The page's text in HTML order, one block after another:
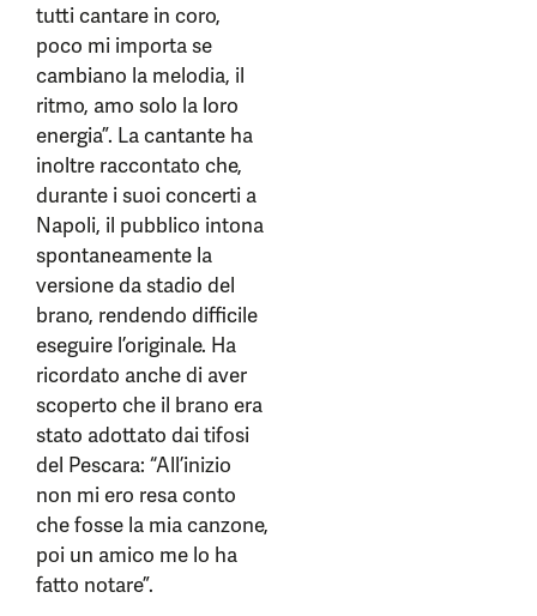
tutti cantare in coro,
poco mi importa se
cambiano la melodia, il
ritmo, amo solo la loro
energia”. La cantante ha
inoltre raccontato che,
durante i suoi concerti a
Napoli, il pubblico intona
spontaneamente la
versione da stadio del
brano, rendendo difficile
eseguire l’originale. Ha
ricordato anche di aver
scoperto che il brano era
stato adottato dai tifosi
del Pescara: “All’inizio
non mi ero resa conto
che fosse la mia canzone,
poi un amico me lo ha
fatto notare”.